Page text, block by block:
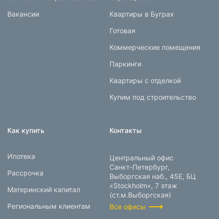
Вакансии
Квартиры в Буграх
Готовая
Коммерческие помещения
Паркинги
Квартиры с отделкой
Купим под строительство
Как купить
Ипотека
Рассрочка
Материнский капитал
Региональным клиентам
Контакты
Центральный офис
Санкт-Петербург,
Выборгская наб., 45Е, БЦ
«Stockholm», 7 этаж
(ст.м.Выборгская)
Все офисы